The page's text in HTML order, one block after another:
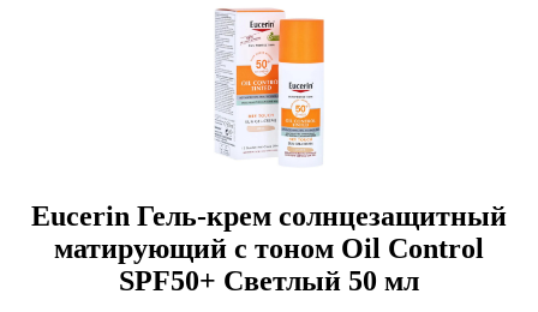
Eucerin Гель-крем солнцезащитный
матирующий с тоном Oil Control
SPF50+ Светлый 50 мл